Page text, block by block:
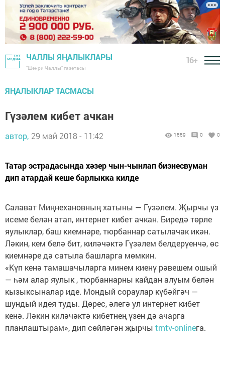
ЧАЛЛЫ ЯҢАЛЫКЛАРЫ
"Шәһри Чаллы" газетасы
16+
ЯҢАЛЫКЛАР ТАСМАСЫ
Гүзәлем кибет ачкан
автор, 29 май 2018 - 11:42 1559 0 0
Татар эстрадасында хәзер чын-чынлап бизнесвуман
дип атардай кеше барлыкка килде
Салават Миңнехановның хатыны — Гүзәлем. Җырчы үз
исеме белән атап, интернет кибет ачкан. Биредә төрле
яулыклар, баш киемнәре, тюрбаннар сатылачак икән.
Ләкин, кем белә бит, киләчәктә Гүзәлем белдерүенчә, өс
киемнәре дә сатыла башларга мөмкин.
«Күп кенә тамашачыларга минем киенү рәвешем ошый
— һәм алар яулык , тюрбаннарны кайдан алуым белән
кызыксыналар иде. Мондый сораулар күбәйгәч —
шундый идея туды. Дөрес, әлегә ул интернет кибет
кенә. Ләкин киләчәктә кибетнең үзен дә ачарга
планлаштырам», дип сөйләгән җырчы tmtv-onlineга.